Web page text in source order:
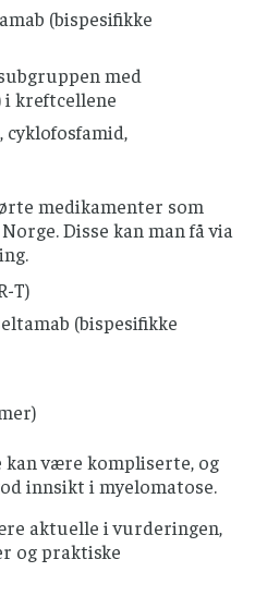
(bispesifikke
med
i kreftcellene
cyklofosfamid,
medikamenter som
Disse kan man få via
T)
(bispesifikke
kan være kompliserte, og
innsikt i myelomatose.
aktuelle i vurderingen,
og praktiske